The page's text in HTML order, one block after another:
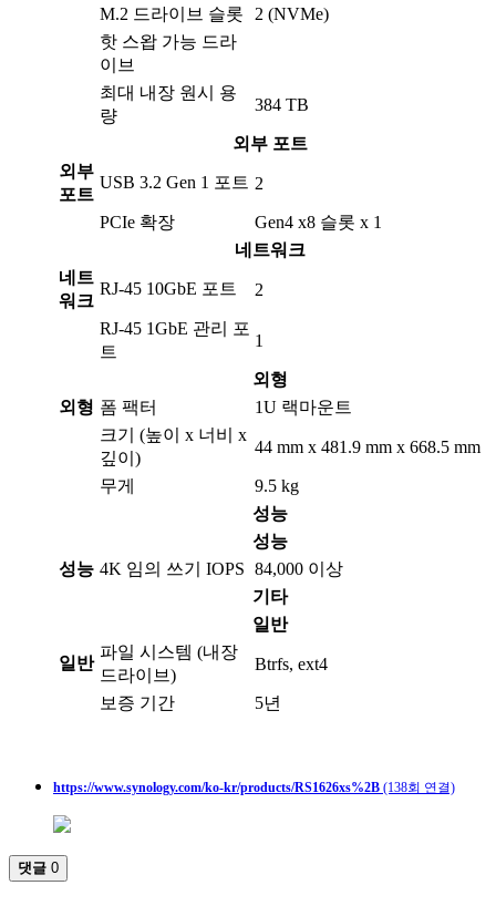
M.2 드라이브 슬롯
2 (NVMe)
핫 스왑 가능 드라
이브
최대 내장 원시 용
량
384 TB
외부 포트
외부
포트
USB 3.2 Gen 1 포트 2
PCIe 확장
Gen4 x8 슬롯 x 1
네트워크
네트
워크
RJ-45 10GbE 포트 2
RJ-45 1GbE 관리 포
트
1
외형
외형 폼 팩터
1U 랙마운트
크기 (높이 x 너비 x
깊이)
44 mm x 481.9 mm x 668.5 mm
무게
9.5 kg
성능
성능
성능 4K 임의 쓰기 IOPS 84,000 이상
기타
일반
일반
파일 시스템 (내장
드라이브)
Btrfs, ext4
보증 기간 5년
https://www.synology.com/ko-kr/products/RS1626xs%2B (138회 연결)
댓글 0